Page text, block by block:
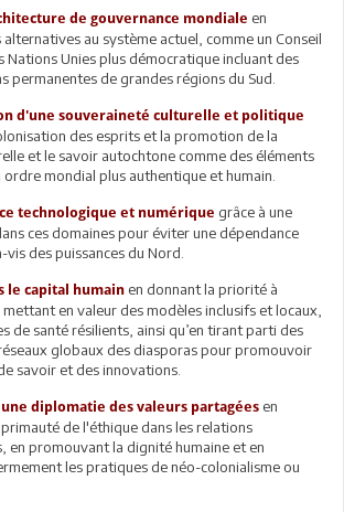
de gouvernance mondiale en
au système actuel, comme un Conseil
Nations Unies plus démocratique incluant des
permanentes de grandes régions du Sud.
d'une souveraineté culturelle et politique
des esprits et la promotion de la
et le savoir autochtone comme des éléments
ordre mondial plus authentique et humain.
technologique et numérique grâce à une
ces domaines pour éviter une dépendance
vis des puissances du Nord.
le capital humain en donnant la priorité à
en valeur des modèles inclusifs et locaux,
de santé résilients, ainsi qu’en tirant parti des
globaux des diasporas pour promouvoir
savoir et des innovations.
diplomatie des valeurs partagées en
de l'éthique dans les relations
en promouvant la dignité humaine et en
les pratiques de néo-colonialisme ou